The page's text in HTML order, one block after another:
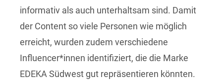
informativ als auch unterhaltsam sind. Damit
der Content so viele Personen wie möglich
erreicht, wurden zudem verschiedene
Influencer*innen identifiziert, die die Marke
EDEKA Südwest gut repräsentieren könnten.